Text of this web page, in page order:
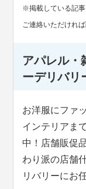
※掲載している記
ご連絡いただけれ
アパレル・
ーデリバリ
お洋服にファ
インテリアま
中！店舗販促
わり派の店舗
リバリーにお